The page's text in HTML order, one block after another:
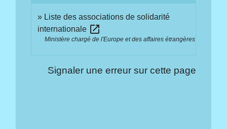
Liste des associations de solidarité
internationale open_in_new
Ministère chargé de l'Europe et des affaires étrangères
Signaler une erreur sur cette page